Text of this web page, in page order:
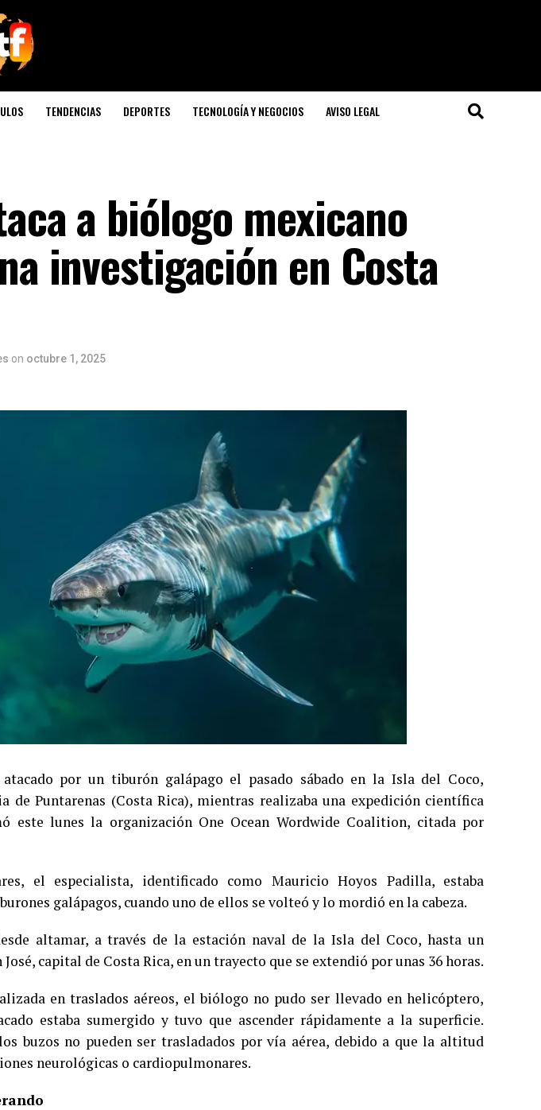
TENDENCIAS DEPORTES TECNOLOGÍA Y NEGOCIOS AVISO LEGAL
a biólogo mexicano
investigación en Costa
on octubre 1, 2025
por un tiburón galápago el pasado sábado en la Isla del Coco,
de Puntarenas (Costa Rica), mientras realizaba una expedición científica
este lunes la organización One Ocean Wordwide Coalition, citada por
el especialista, identificado como Mauricio Hoyos Padilla, estaba
galápagos, cuando uno de ellos se volteó y lo mordió en la cabeza.
altamar, a través de la estación naval de la Isla del Coco, hasta un
capital de Costa Rica, en un trayecto que se extendió por unas 36 horas.
en traslados aéreos, el biólogo no pudo ser llevado en helicóptero,
estaba sumergido y tuvo que ascender rápidamente a la superficie.
buzos no pueden ser trasladados por vía aérea, debido a que la altitud
neurológicas o cardiopulmonares.